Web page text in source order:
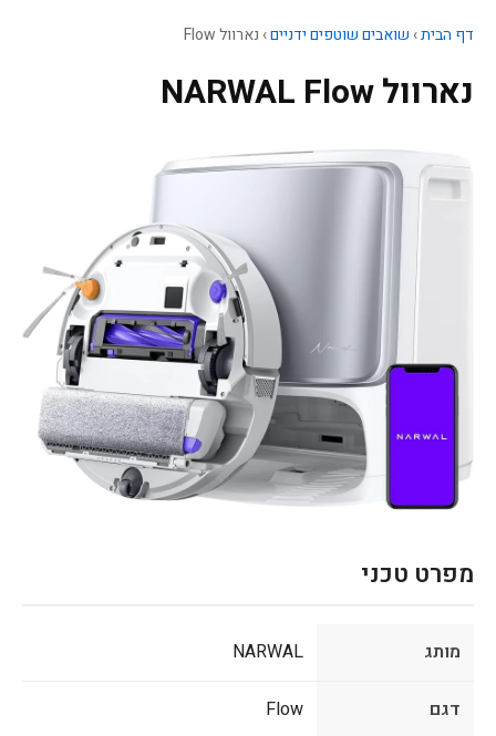
דף הבית› שואבים שוטפים ידניים› נארוול Flow
נארוול NARWAL Flow
מפרט טכני
מותג NARWAL
דגם Flow